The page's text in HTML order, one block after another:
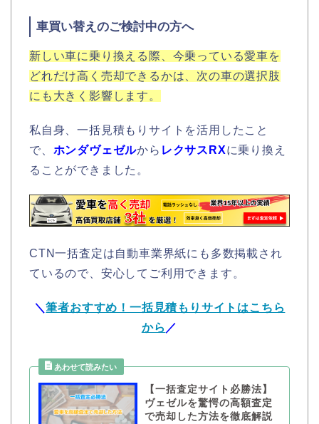
車買い替えのご検討中の方へ
新しい車に乗り換える際、今乗っている愛車を
どれだけ高く売却できるかは、次の車の選択肢
にも大きく影響します。
私自身、一括見積もりサイトを活用したこと
で、 ホンダヴェゼルから レクサスRXに乗り換え
ることができました。
CTN一括査定は自動車業界紙にも多数掲載され
ているので、安心してご利用できます。
＼筆者おすすめ！一括見積もりサイトはこちら
から ／
【一括査定サイト必勝法】
ヴェゼルを驚愕の高額査定
で売却した方法を徹底解説